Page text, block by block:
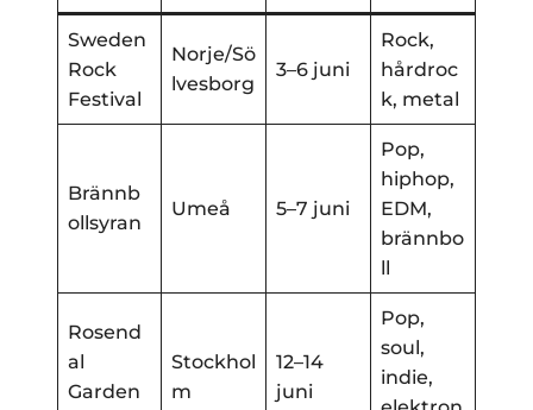
Sweden
Rock
Festival
Norje/Sö
lvesborg
3–6 juni
Rock,
hårdroc
k, metal
Brännb
ollsyran
Umeå 5–7 juni
Pop,
hiphop,
EDM,
brännbo
ll
Rosend
al
Garden
Stockhol
m
12–14
juni
Pop,
soul,
indie,